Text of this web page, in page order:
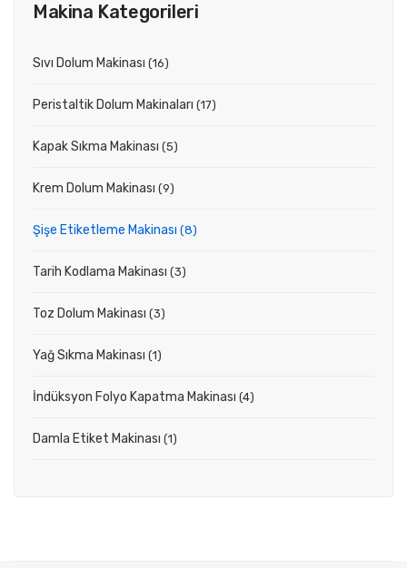
Makina Kategorileri
Sıvı Dolum Makinası (16)
Peristaltik Dolum Makinaları (17)
Kapak Sıkma Makinası (5)
Krem Dolum Makinası (9)
Şişe Etiketleme Makinası (8)
Tarih Kodlama Makinası (3)
Toz Dolum Makinası (3)
Yağ Sıkma Makinası (1)
İndüksyon Folyo Kapatma Makinası (4)
Damla Etiket Makinası (1)